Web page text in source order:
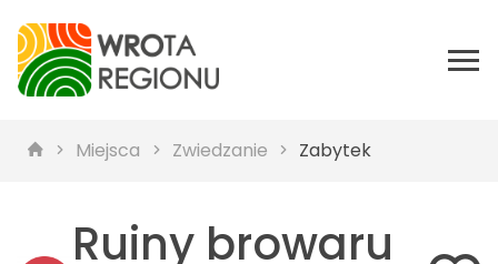
Miejsca Zwiedzanie Zabytek
Ruiny browaru